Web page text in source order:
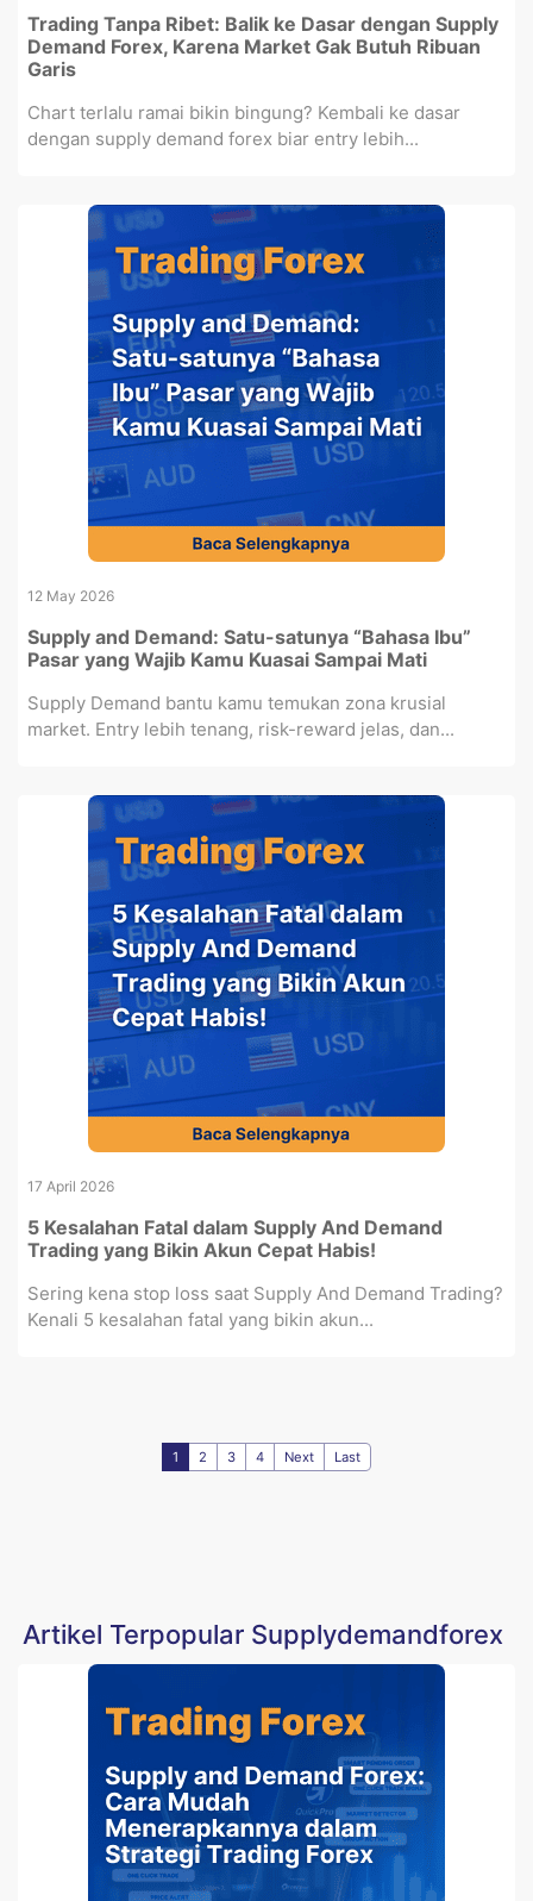
Trading Tanpa Ribet: Balik ke Dasar dengan Supply
Demand Forex, Karena Market Gak Butuh Ribuan
Garis
Chart terlalu ramai bikin bingung? Kembali ke dasar
dengan supply demand forex biar entry lebih...
12 May 2026
Supply and Demand: Satu-satunya “Bahasa Ibu”
Pasar yang Wajib Kamu Kuasai Sampai Mati
Supply Demand bantu kamu temukan zona krusial
market. Entry lebih tenang, risk-reward jelas, dan...
17 April 2026
5 Kesalahan Fatal dalam Supply And Demand
Trading yang Bikin Akun Cepat Habis!
Sering kena stop loss saat Supply And Demand Trading?
Kenali 5 kesalahan fatal yang bikin akun...
1 2 3 4 Next Last
Artikel Terpopular Supplydemandforex